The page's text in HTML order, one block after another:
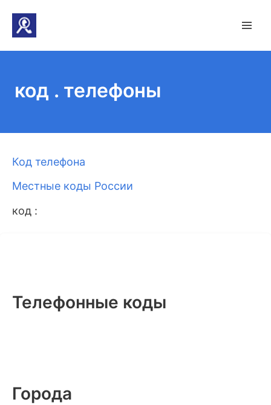
код . телефоны
Код телефона
Местные коды России
код :
Телефонные коды
Города